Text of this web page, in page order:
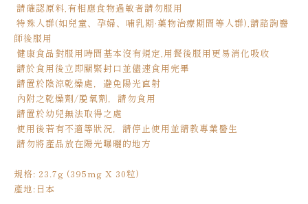
請確認原料,有相應食物過敏者請勿服用
特殊人群(如兒童、孕婦、哺乳期·藥物治療期間等人群),請諮詢醫
師後服用
健康食品對服用時間基本沒有規定,用餐後服用更易消化吸收
請於食用後立即關緊封口並儘速食用完畢
請置於陰涼乾燥處，避免陽光直射
內附之乾燥劑/脫氧劑，請勿食用
請置於幼兒無法取得之處
使用後若有不適等狀況，請停止使用並請教專業醫生
請勿將產品放在陽光曝曬的地方
規格: 23.7g (395mg X 30粒)
產地:日本